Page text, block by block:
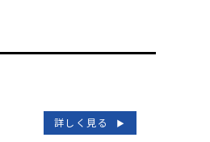
詳しく見る